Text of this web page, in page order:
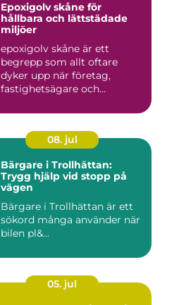
Epoxigolv skåne för
hållbara och lättstädade
miljöer
epoxigolv skåne är ett
begrepp som allt oftare
dyker upp när företag,
fastighetsägare och
08. jul
Bärgare i Trollhättan:
Trygg hjälp vid stopp på
vägen
Bärgare i Trollhättan är ett
sökord många använder när
bilen pl&...
05. jul